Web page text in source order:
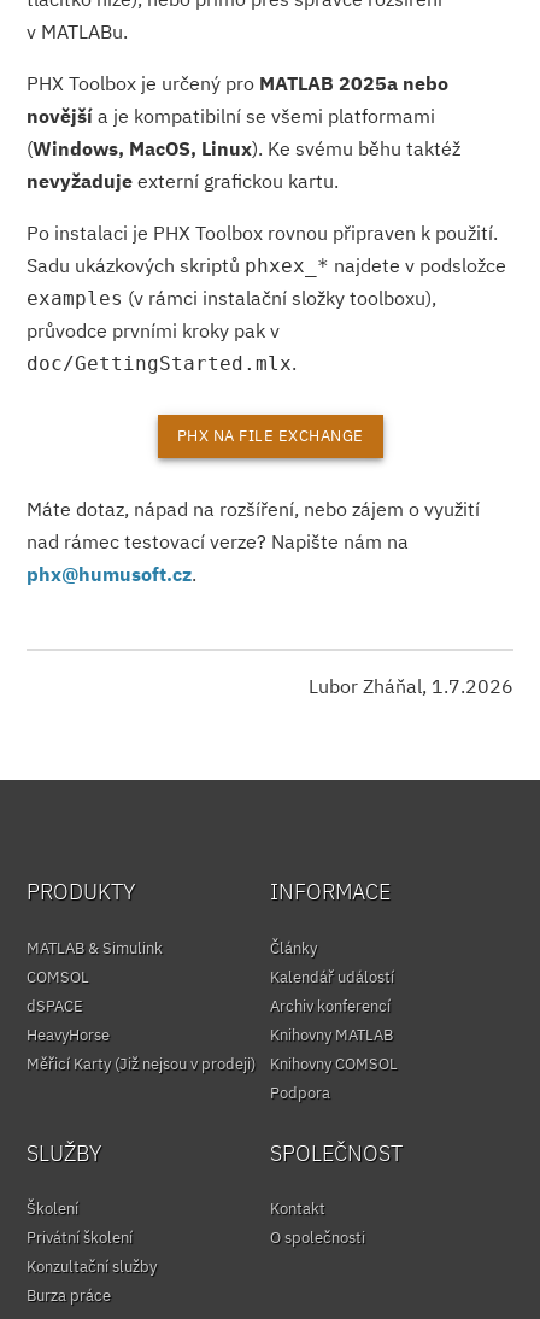
v MATLABu.
PHX Toolbox je určený pro MATLAB 2025a nebo
novější a je kompatibilní se všemi platformami
(Windows, MacOS, Linux). Ke svému běhu taktéž
nevyžaduje externí grafickou kartu.
Po instalaci je PHX Toolbox rovnou připraven k použití.
Sadu ukázkových skriptů phxex_* najdete v podsložce
examples (v rámci instalační složky toolboxu),
průvodce prvními kroky pak v
doc/GettingStarted.mlx.
PHX NA FILE EXCHANGE
Máte dotaz, nápad na rozšíření, nebo zájem o využití
nad rámec testovací verze? Napište nám na
phx@humusoft.cz.
Lubor Zháňal, 1.7.2026
PRODUKTY
MATLAB & Simulink
COMSOL
dSPACE
HeavyHorse
Měřicí Karty (Již nejsou v prodeji)
INFORMACE
Články
Kalendář událostí
Archiv konferencí
Knihovny MATLAB
Knihovny COMSOL
Podpora
SLUŽBY
Školení
Privátní školení
Konzultační služby
Burza práce
SPOLEČNOST
Kontakt
O společnosti